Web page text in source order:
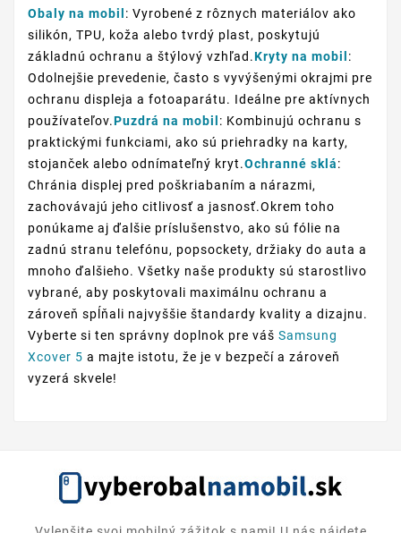
Obaly na mobil : Vyrobené z rôznych materiálov ako
silikón, TPU, koža alebo tvrdý plast, poskytujú
základnú ochranu a štýlový vzhľad.Kryty na mobil :
Odolnejšie prevedenie, často s vyvýšenými okrajmi pre
ochranu displeja a fotoaparátu. Ideálne pre aktívnych
používateľov.Puzdrá na mobil : Kombinujú ochranu s
praktickými funkciami, ako sú priehradky na karty,
stojanček alebo odnímateľný kryt.Ochranné sklá:
Chránia displej pred poškriabaním a nárazmi,
zachovávajú jeho citlivosť a jasnosť.Okrem toho
ponúkame aj ďalšie príslušenstvo, ako sú fólie na
zadnú stranu telefónu, popsockety, držiaky do auta a
mnoho ďalšieho. Všetky naše produkty sú starostlivo
vybrané, aby poskytovali maximálnu ochranu a
zároveň spĺňali najvyššie štandardy kvality a dizajnu.
Vyberte si ten správny doplnok pre váš Samsung
Xcover 5 a majte istotu, že je v bezpečí a zároveň
vyzerá skvele!